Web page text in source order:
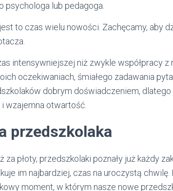
psychologa lub pedagoga.
to czas wielu nowości. Zachęcamy, aby
intensywniejszej niż zwykle współpracy z
oczekiwaniach, śmiałego zadawania
dobrym doświadczeniem,
wzajemna otwartość.
przedszkolaka
płoty, przedszkolaki poznały już każdy
im najbardziej, czas na uroczystą chwilę.
moment, w którym nasze nowe